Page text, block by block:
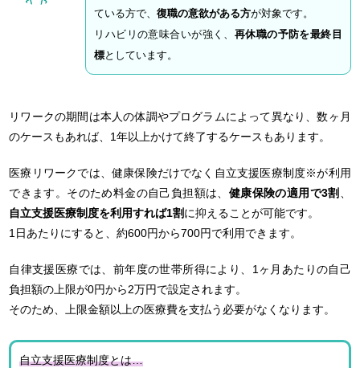
ている方で、復職の意欲がある方が対象です。
リハビリの意味合いが強く、 再休職の予防を最終目
標としています。
リワークの期間は本人の体調やプログラムによって異なり、数ヶ月
のケースもあれば、1年以上かけて終了するケースもあります。
医療リワークでは、健康保険だけでなく自立支援医療制度※が利用
できます。そのため料金の自己負担額は、 健康保険の適用で3割
自立支援医療制度を利用すれば1割に抑えることが可能です。
1日あたりにすると、約600円から700円で利用できます。
自律支援医療では、前年度の世帯所得により、1ヶ月あたりの自己
負担額の上限が0円から2万円で設定されます。
そのため、上限金額以上の医療費を支払う必要がなくなります。
自立支援医療制度とは…